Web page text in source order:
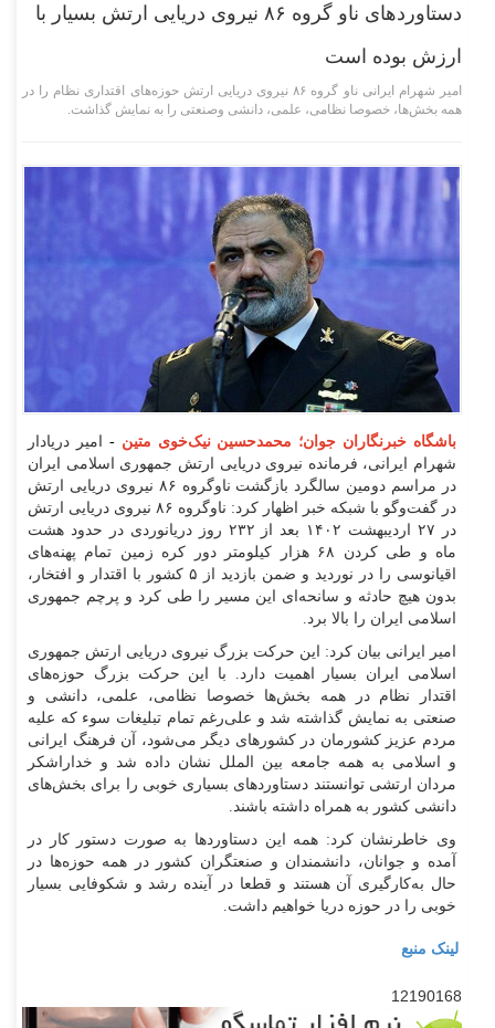
دستاورد‌های ناو گروه ۸۶ نیروی دریایی ارتش بسیار با
ارزش بوده است
امیر شهرام ایرانی ناو گروه ۸۶ نیروی دریایی ارتش حوزه‌های اقتداری نظام را در
همه بخش‌ها، خصوصا نظامی، علمی، دانشی وصنعتی را به نمایش گذاشت.
باشگاه خبرنگاران جوان؛ محمدحسین نیک‌خوی متین - امیر دریادار
شهرام ایرانی، فرمانده نیروی دریایی ارتش جمهوری اسلامی ایران
در مراسم دومین سالگرد بازگشت ناوگروه ۸۶ نیروی دریایی ارتش
در گفت‌و‌گو با شبکه خبر اظهار کرد: ناوگروه ۸۶ نیروی دریایی ارتش
در ۲۷ اردیبهشت ۱۴۰۲ بعد از ۲۳۲ روز دریانوردی در حدود هشت
ماه و طی کردن ۶۸ هزار کیلومتر دور کره زمین تمام پهنه‌های
اقیانوسی را در نوردید و ضمن بازدید از ۵ کشور با اقتدار و افتخار،
بدون هیچ حادثه و سانحه‌ای این مسیر را طی کرد و پرچم جمهوری
اسلامی ایران را بالا برد.
امیر ایرانی بیان کرد: این حرکت بزرگ نیروی دریایی ارتش جمهوری
اسلامی ایران بسیار اهمیت دارد. با این حرکت بزرگ حوزه‌های
اقتدار نظام در همه بخش‌ها خصوصا نظامی، علمی، دانشی و
صنعتی به نمایش گذاشته شد و علی‌رغم تمام تبلیغات سوء که علیه
مردم عزیز کشورمان در کشورهای دیگر می‌شود، آن فرهنگ ایرانی
و اسلامی به همه جامعه بین الملل نشان داده شد و خداراشکر
مردان ارتشی توانستند دستاورد‌های بسیاری خوبی را برای بخش‌های
دانشی کشور به همراه داشته باشند.
وی خاطرنشان کرد: همه این دستاوردها به صورت دستور کار در
آمده و جوانان، دانشمندان و صنعتگران کشور در همه حوزه‌ها در
حال به‌کارگیری آن هستند و قطعا در آینده رشد و شکوفایی بسیار
خوبی را در حوزه دریا خواهیم داشت.
لینک منبع
12190168